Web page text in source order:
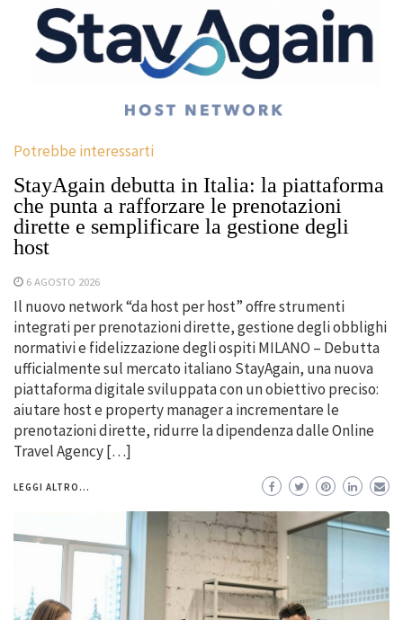
Potrebbe interessarti
StayAgain debutta in Italia: la piattaforma
che punta a rafforzare le prenotazioni
dirette e semplificare la gestione degli
host
6 AGOSTO 2026
Il nuovo network “da host per host” offre strumenti
integrati per prenotazioni dirette, gestione degli obblighi
normativi e fidelizzazione degli ospiti MILANO – Debutta
ufficialmente sul mercato italiano StayAgain, una nuova
piattaforma digitale sviluppata con un obiettivo preciso:
aiutare host e property manager a incrementare le
prenotazioni dirette, ridurre la dipendenza dalle Online
Travel Agency […]
LEGGI ALTRO...